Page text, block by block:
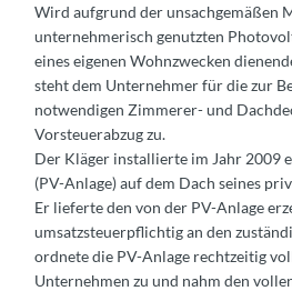
Wird aufgrund der unsachgemäßen
unternehmerisch genutzten
eines eigenen Wohnzwecken
steht dem Unternehmer für die zur
notwendigen Zimmerer- und
Vorsteuerabzug zu.
Der Kläger installierte im Jahr 2009
(PV-Anlage) auf dem Dach seines
Er lieferte den von der PV-Anlage
umsatzsteuerpflichtig an den
ordnete die PV-Anlage rechtzeitig
Unternehmen zu und nahm den